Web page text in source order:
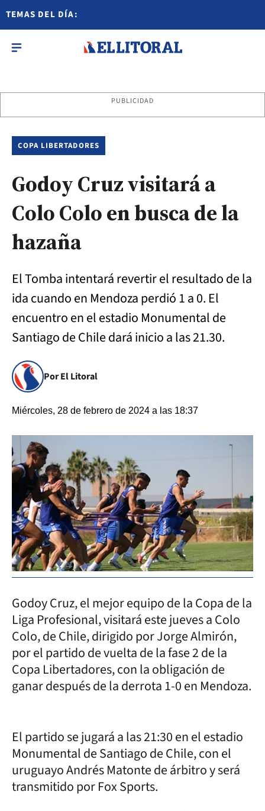
TEMAS DEL DÍA:
PUBLICIDAD
COPA LIBERTADORES
Godoy Cruz visitará a
Colo Colo en busca de la
hazaña
El Tomba intentará revertir el resultado de la
ida cuando en Mendoza perdió 1 a 0. El
encuentro en el estadio Monumental de
Santiago de Chile dará inicio a las 21.30.
Por El Litoral
Miércoles, 28 de febrero de 2024 a las 18:37
Godoy Cruz, el mejor equipo de la Copa de la
Liga Profesional, visitará este jueves a Colo
Colo, de Chile, dirigido por Jorge Almirón,
por el partido de vuelta de la fase 2 de la
Copa Libertadores, con la obligación de
ganar después de la derrota 1-0 en Mendoza.
El partido se jugará a las 21:30 en el estadio
Monumental de Santiago de Chile, con el
uruguayo Andrés Matonte de árbitro y será
transmitido por Fox Sports.